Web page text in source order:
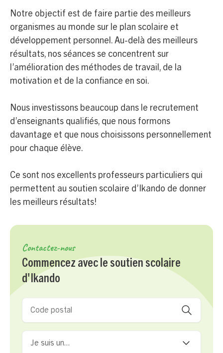
Notre objectif est de faire partie des meilleurs
organismes au monde sur le plan scolaire et
développement personnel. Au-delà des meilleurs
résultats, nos séances se concentrent sur
l’amélioration des méthodes de travail, de la
motivation et de la confiance en soi.
Nous investissons beaucoup dans le recrutement
d’enseignants qualifiés, que nous formons
davantage et que nous choisissons personnellement
pour chaque élève.
Ce sont nos excellents professeurs particuliers qui
permettent au soutien scolaire d’Ikando de donner
les meilleurs résultats!
Contactez-nous
Commencez avec le soutien scolaire
d'Ikando
Je suis un...